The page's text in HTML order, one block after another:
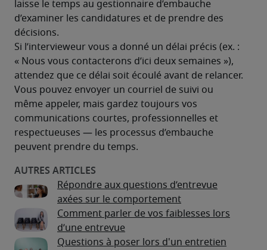
laisse le temps au gestionnaire d’embauche
d’examiner les candidatures et de prendre des
décisions.
Si l’intervieweur vous a donné un délai précis (ex. :
« Nous vous contacterons d’ici deux semaines »),
attendez que ce délai soit écoulé avant de relancer.
Vous pouvez envoyer un courriel de suivi ou
même appeler, mais gardez toujours vos
communications courtes, professionnelles et
respectueuses — les processus d’embauche
peuvent prendre du temps.
Répondre aux questions d’entrevue
axées sur le comportement
Comment parler de vos faiblesses lors
d’une entrevue
Questions à poser lors d'un entretien